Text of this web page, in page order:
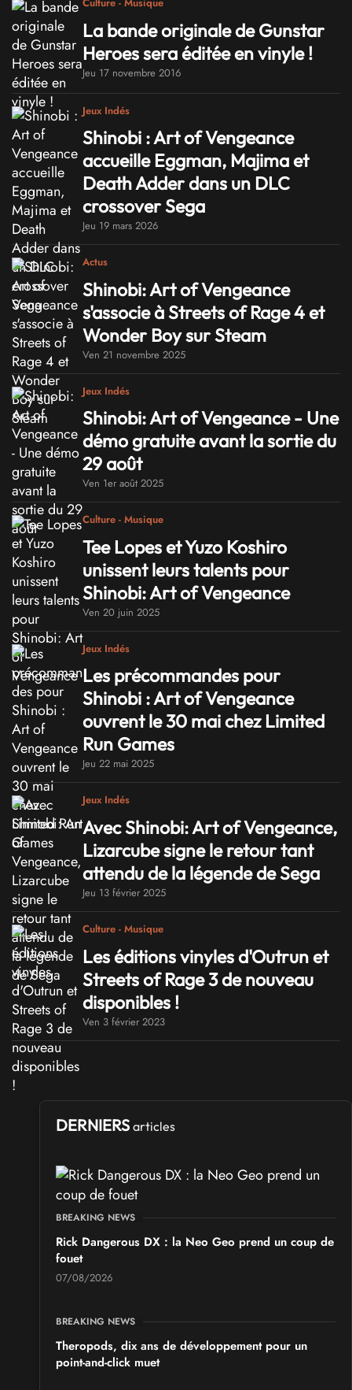
La bande originale de Gunstar
Heroes sera éditée en vinyle !
Jeu 17 novembre 2016
Jeux Indés
Shinobi : Art of Vengeance
accueille Eggman, Majima et
Death Adder dans un DLC
crossover Sega
Jeu 19 mars 2026
Actus
Shinobi: Art of Vengeance
s'associe à Streets of Rage 4 et
Wonder Boy sur Steam
Ven 21 novembre 2025
Jeux Indés
Shinobi: Art of Vengeance - Une
démo gratuite avant la sortie du
29 août
Ven 1er août 2025
Culture - Musique
Tee Lopes et Yuzo Koshiro
unissent leurs talents pour
Shinobi: Art of Vengeance
Ven 20 juin 2025
Jeux Indés
Les précommandes pour
Shinobi : Art of Vengeance
ouvrent le 30 mai chez Limited
Run Games
Jeu 22 mai 2025
Jeux Indés
Avec Shinobi: Art of Vengeance,
Lizarcube signe le retour tant
attendu de la légende de Sega
Jeu 13 février 2025
Culture - Musique
Les éditions vinyles d'Outrun et
Streets of Rage 3 de nouveau
disponibles !
Ven 3 février 2023
DERNIERS articles
BREAKING NEWS
Rick Dangerous DX : la Neo Geo prend un coup de
fouet
07/08/2026
BREAKING NEWS
Theropods, dix ans de développement pour un
point-and-click muet